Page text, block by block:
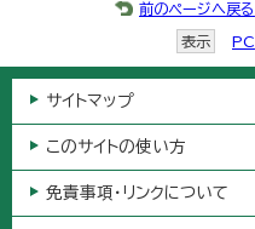
前のページへ戻る
表示 PC
サイトマップ
このサイトの使い方
免責事項・リンクについて